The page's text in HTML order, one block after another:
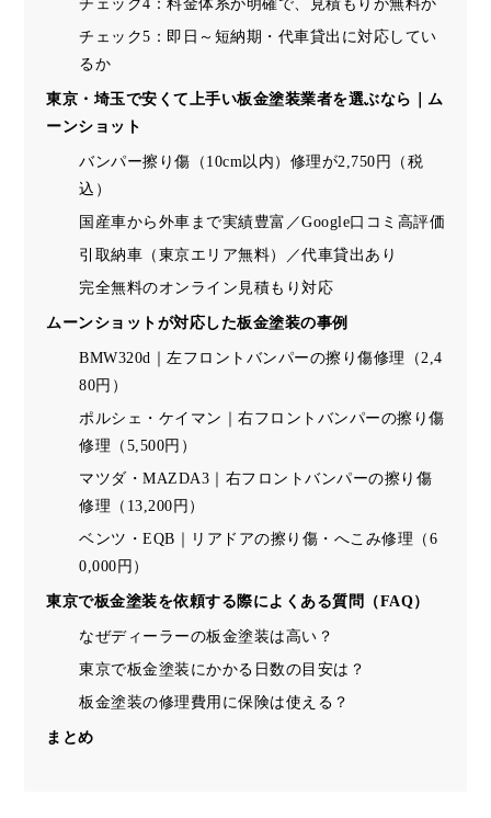
チェック4：料金体系が明確で、見積もりが無料か
チェック5：即日～短納期・代車貸出に対応してい
るか
東京・埼玉で安くて上手い板金塗装業者を選ぶなら｜ム
ーンショット
バンパー擦り傷（10cm以内）修理が2,750円（税
込）
国産車から外車まで実績豊富／Google口コミ高評価
引取納車（東京エリア無料）／代車貸出あり
完全無料のオンライン見積もり対応
ムーンショットが対応した板金塗装の事例
BMW320d｜左フロントバンパーの擦り傷修理（2,4
80円）
ポルシェ・ケイマン｜右フロントバンパーの擦り傷
修理（5,500円）
マツダ・MAZDA3｜右フロントバンパーの擦り傷
修理（13,200円）
ベンツ・EQB｜リアドアの擦り傷・へこみ修理（6
0,000円）
東京で板金塗装を依頼する際によくある質問（FAQ）
なぜディーラーの板金塗装は高い？
東京で板金塗装にかかる日数の目安は？
板金塗装の修理費用に保険は使える？
まとめ